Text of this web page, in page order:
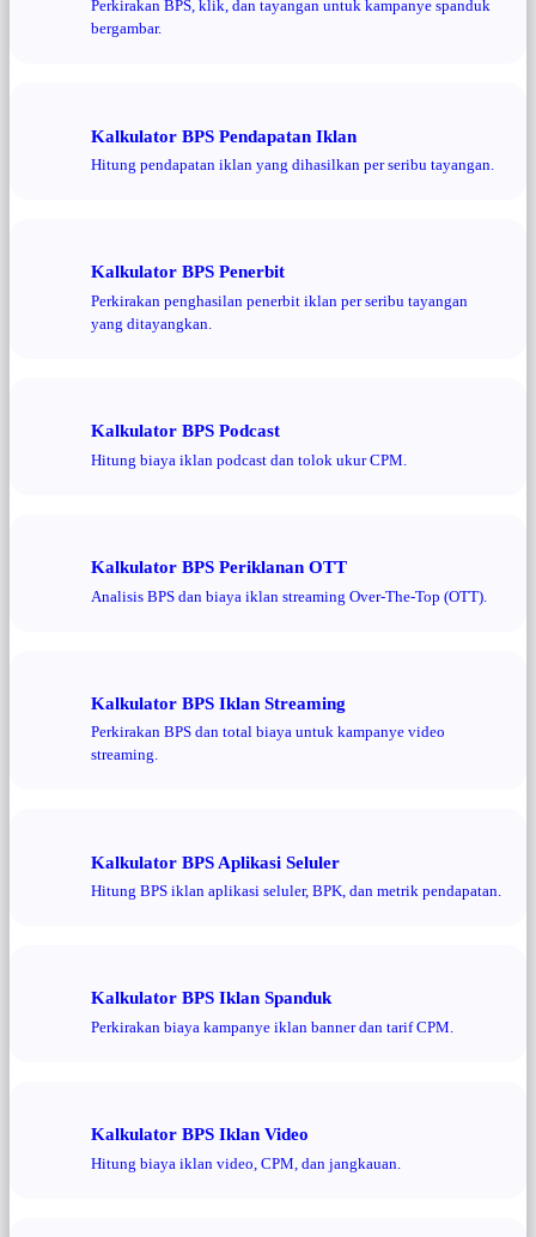
Perkirakan BPS, klik, dan tayangan untuk kampanye spanduk
bergambar.
Kalkulator BPS Pendapatan Iklan
Hitung pendapatan iklan yang dihasilkan per seribu tayangan.
Kalkulator BPS Penerbit
Perkirakan penghasilan penerbit iklan per seribu tayangan
yang ditayangkan.
Kalkulator BPS Podcast
Hitung biaya iklan podcast dan tolok ukur CPM.
Kalkulator BPS Periklanan OTT
Analisis BPS dan biaya iklan streaming Over-The-Top (OTT).
Kalkulator BPS Iklan Streaming
Perkirakan BPS dan total biaya untuk kampanye video
streaming.
Kalkulator BPS Aplikasi Seluler
Hitung BPS iklan aplikasi seluler, BPK, dan metrik pendapatan.
Kalkulator BPS Iklan Spanduk
Perkirakan biaya kampanye iklan banner dan tarif CPM.
Kalkulator BPS Iklan Video
Hitung biaya iklan video, CPM, dan jangkauan.